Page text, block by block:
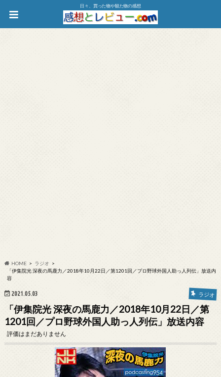
日々、買った物や観た物の感想
HOME
ラジオ
「伊集院光 深夜の馬鹿力／2018年10月22日／第1201回／プロ野球外国人助っ人列伝」放送内
容
2021.05.03 ラジオ
「伊集院光 深夜の馬鹿力／2018年10月22日／第
1201回／プロ野球外国人助っ人列伝」放送内容
評価はまだありません